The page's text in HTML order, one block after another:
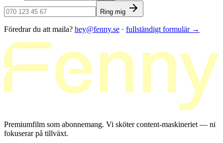
Ring mig
Föredrar du att maila? hey@fenny.se · fullständigt formulär→
Premiumfilm som abonnemang. Vi sköter content-maskineriet — ni
fokuserar på tillväxt.